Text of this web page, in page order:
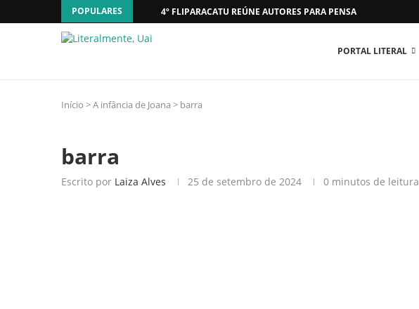
POPULARES 4º FLIPARACATU REÚNE AUTORES PARA PENSAR O MUNDO...
PORTAL LITERAL
Início >A infância de Joana > barra
barra
Escrito por Laiza Alves 25 de setembro de 2024 0 minutos de leitura